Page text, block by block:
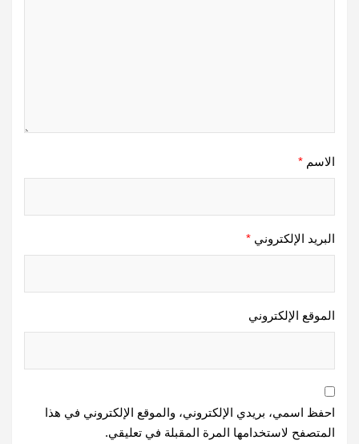
الاسم *
البريد الإلكتروني *
الموقع الإلكتروني
احفظ اسمي، بريدي الإلكتروني، والموقع الإلكتروني في هذا
المتصفح لاستخدامها المرة المقبلة في تعليقي.